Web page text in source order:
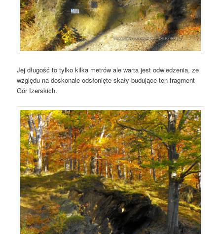
Jej długość to tylko kilka metrów ale warta jest odwiedzenia, ze
względu na doskonale odsłonięte skały budujące ten fragment
Gór Izerskich.